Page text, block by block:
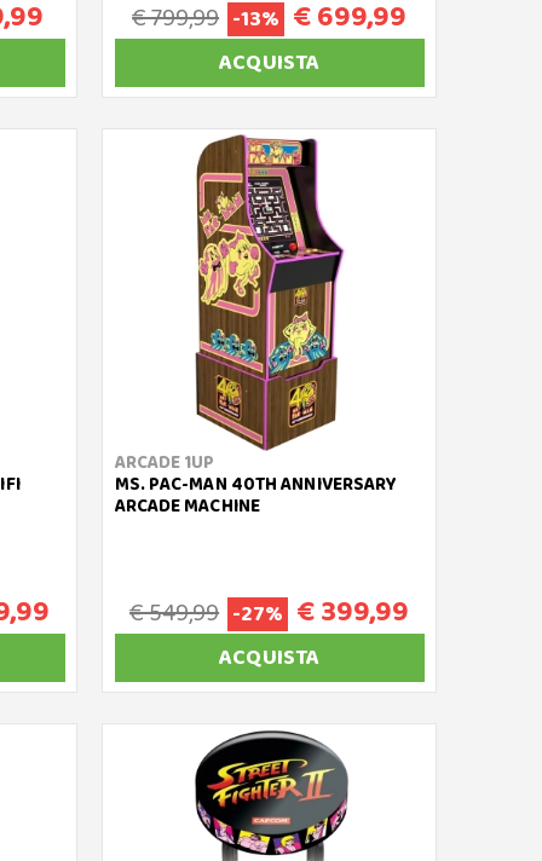
€ 799,99 -13% € 699,99
ACQUISTA
ARCADE 1UP
MS. PAC-MAN 40TH ANNIVERSARY
ARCADE MACHINE
€ 549,99 -27% € 399,99
ACQUISTA